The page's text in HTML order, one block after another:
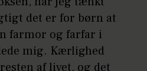
det er for børn at
farmor og farfar i
mig. Kærlighed
af livet, og det